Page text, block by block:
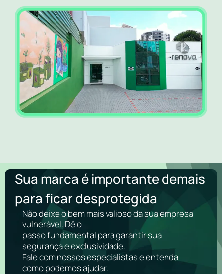
Sua marca é importante demais
para ficar desprotegida
Não deixe o bem mais valioso da sua empresa
vulnerável. Dê o
passo fundamental para garantir sua
segurança e exclusividade.
Fale com nossos especialistas e entenda
como podemos ajudar.